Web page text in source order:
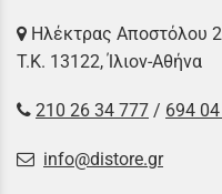
Ηλέκτρας Αποστόλου
Τ.Κ. 13122, Ίλιον-Αθήνα
210 26 34 777 / 694
info@distore.gr